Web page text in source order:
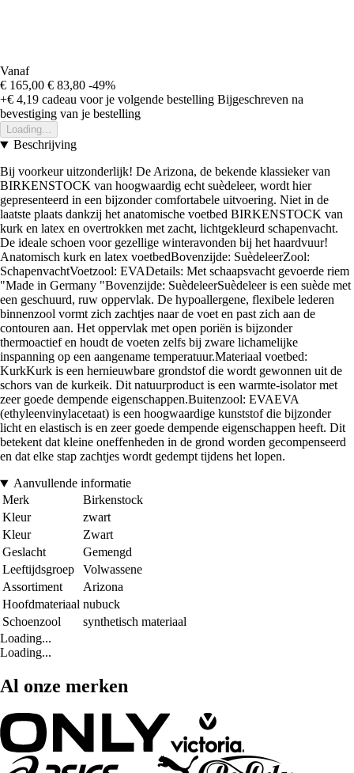
Vanaf
€ 165,00 € 83,80 -49%
+€ 4,19 cadeau voor je volgende bestelling Bijgeschreven na
bevestiging van je bestelling
Loading...
Beschrijving
Bij voorkeur uitzonderlijk! De Arizona, de bekende klassieker van
BIRKENSTOCK van hoogwaardig echt suèdeleer, wordt hier
gepresenteerd in een bijzonder comfortabele uitvoering. Niet in de
laatste plaats dankzij het anatomische voetbed BIRKENSTOCK van
kurk en latex en overtrokken met zacht, lichtgekleurd schapenvacht.
De ideale schoen voor gezellige winteravonden bij het haardvuur!
Anatomisch kurk en latex voetbedBovenzijde: SuèdeleerZool:
SchapenvachtVoetzool: EVADetails: Met schaapsvacht gevoerde riem
"Made in Germany "Bovenzijde: SuèdeleerSuèdeleer is een suède met
een geschuurd, ruw oppervlak. De hypoallergene, flexibele lederen
binnenzool vormt zich zachtjes naar de voet en past zich aan de
contouren aan. Het oppervlak met open poriën is bijzonder
thermoactief en houdt de voeten zelfs bij zware lichamelijke
inspanning op een aangename temperatuur.Materiaal voetbed:
KurkKurk is een hernieuwbare grondstof die wordt gewonnen uit de
schors van de kurkeik. Dit natuurproduct is een warmte-isolator met
zeer goede dempende eigenschappen.Buitenzool: EVAEVA
(ethyleenvinylacetaat) is een hoogwaardige kunststof die bijzonder
licht en elastisch is en zeer goede dempende eigenschappen heeft. Dit
betekent dat kleine oneffenheden in de grond worden gecompenseerd
en dat elke stap zachtjes wordt gedempt tijdens het lopen.
Aanvullende informatie
Merk
Birkenstock
Kleur
zwart
Kleur
Zwart
Geslacht
Gemengd
Leeftijdsgroep
Volwassene
Assortiment
Arizona
Hoofdmateriaal nubuck
Schoenzool
synthetisch materiaal
Loading...
Loading...
Al onze merken